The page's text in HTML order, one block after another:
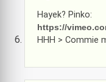
Hayek? Pinko:
https://
HHH > Commie